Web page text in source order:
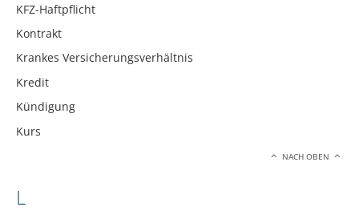
KFZ-Haftpflicht
Kontrakt
Krankes Versicherungsverhältnis
Kredit
Kündigung
Kurs
NACH OBEN
L